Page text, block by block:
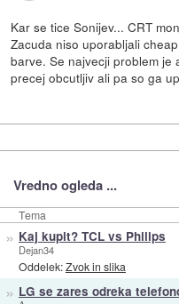
Kar se tice Sonijev... CRT
Zacuda niso uporabljali
barve. Se najvecji problem je
precej obcutljiv ali pa so ga
Vredno ogleda ...
Tema
» Kaj kupit? TCL vs Philips
Dejan34
Oddelek:Zvok in slika
» LG se zares odreka